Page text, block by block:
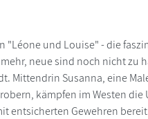
"Léone und Louise" - die
neue sind noch nicht zu
Mittendrin Susanna, eine
kämpfen im Westen
entsicherten Gewehren